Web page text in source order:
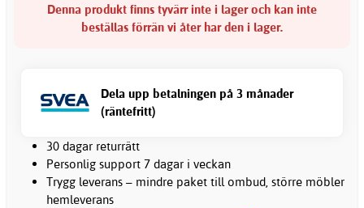
Denna produkt finns tyvärr inte i lager och kan inte
beställas förrän vi åter har den i lager.
Dela upp betalningen på 3 månader
(räntefritt)
30 dagar returrätt
Personlig support 7 dagar i veckan
Trygg leverans – mindre paket till ombud, större möbler
hemleverans